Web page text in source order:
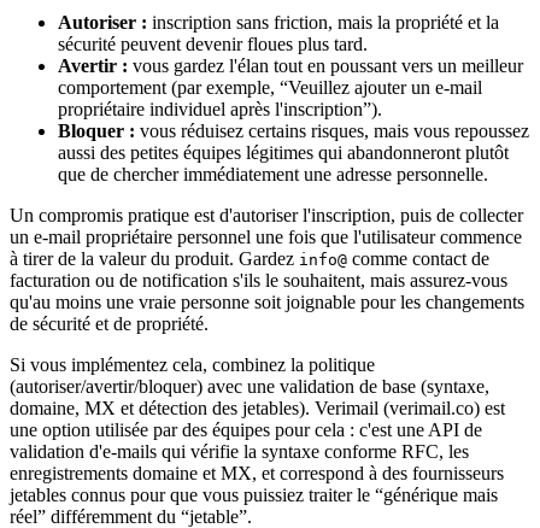
Autoriser : inscription sans friction, mais la propriété et la
sécurité peuvent devenir floues plus tard.
Avertir : vous gardez l'élan tout en poussant vers un meilleur
comportement (par exemple, “Veuillez ajouter un e-mail
propriétaire individuel après l'inscription”).
Bloquer : vous réduisez certains risques, mais vous repoussez
aussi des petites équipes légitimes qui abandonneront plutôt
que de chercher immédiatement une adresse personnelle.
Un compromis pratique est d'autoriser l'inscription, puis de collecter
un e-mail propriétaire personnel une fois que l'utilisateur commence
à tirer de la valeur du produit. Gardez info@ comme contact de
facturation ou de notification s'ils le souhaitent, mais assurez-vous
qu'au moins une vraie personne soit joignable pour les changements
de sécurité et de propriété.
Si vous implémentez cela, combinez la politique
(autoriser/avertir/bloquer) avec une validation de base (syntaxe,
domaine, MX et détection des jetables). Verimail (verimail.co) est
une option utilisée par des équipes pour cela : c'est une API de
validation d'e-mails qui vérifie la syntaxe conforme RFC, les
enregistrements domaine et MX, et correspond à des fournisseurs
jetables connus pour que vous puissiez traiter le “générique mais
réel” différemment du “jetable”.